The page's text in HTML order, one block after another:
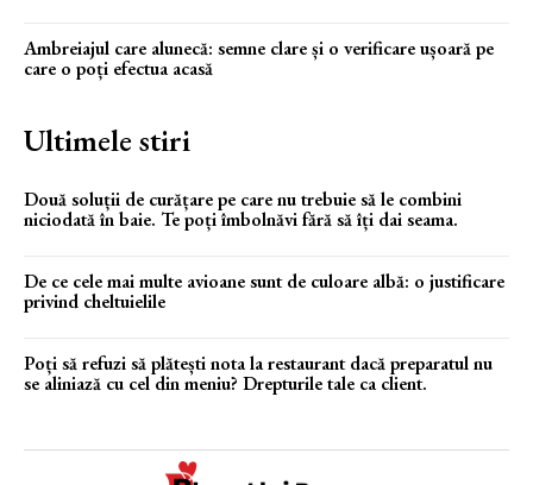
Ambreiajul care alunecă: semne clare și o verificare ușoară pe
care o poți efectua acasă
Ultimele stiri
Două soluții de curățare pe care nu trebuie să le combini
niciodată în baie. Te poți îmbolnăvi fără să îți dai seama.
De ce cele mai multe avioane sunt de culoare albă: o justificare
privind cheltuielile
Poți să refuzi să plătești nota la restaurant dacă preparatul nu
se aliniază cu cel din meniu? Drepturile tale ca client.